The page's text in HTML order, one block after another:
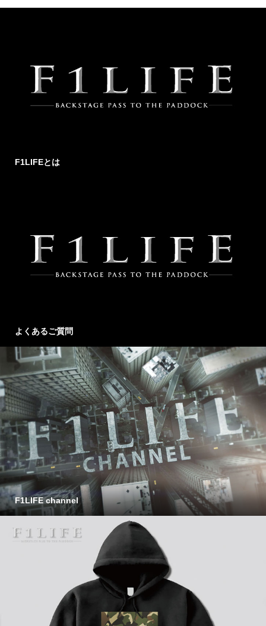
F1LIFEとは
よくあるご質問
F1LIFE channel